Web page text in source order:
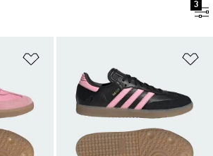
3
Aggiungi alla lista dei desideri